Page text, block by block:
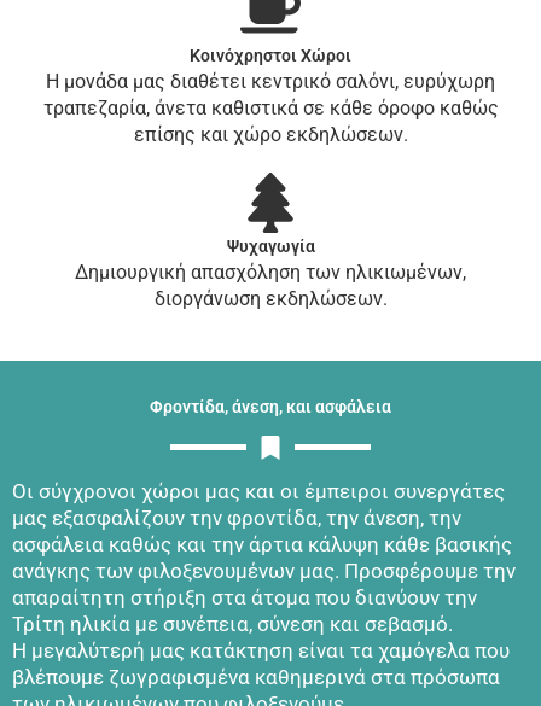
Κοινόχρηστοι Χώροι
Η μονάδα μας διαθέτει κεντρικό σαλόνι, ευρύχωρη
τραπεζαρία, άνετα καθιστικά σε κάθε όροφο καθώς
επίσης και χώρο εκδηλώσεων.
Ψυχαγωγία
Δημιουργική απασχόληση των ηλικιωμένων,
διοργάνωση εκδηλώσεων.
Φροντίδα, άνεση, και ασφάλεια
Οι σύγχρονοι χώροι μας και οι έμπειροι συνεργάτες
μας εξασφαλίζουν την φροντίδα, την άνεση, την
ασφάλεια καθώς και την άρτια κάλυψη κάθε βασικής
ανάγκης των φιλοξενουμένων μας. Προσφέρουμε την
απαραίτητη στήριξη στα άτομα που διανύουν την
Τρίτη ηλικία με συνέπεια, σύνεση και σεβασμό.
Η μεγαλύτερή μας κατάκτηση είναι τα χαμόγελα που
βλέπουμε ζωγραφισμένα καθημερινά στα πρόσωπα